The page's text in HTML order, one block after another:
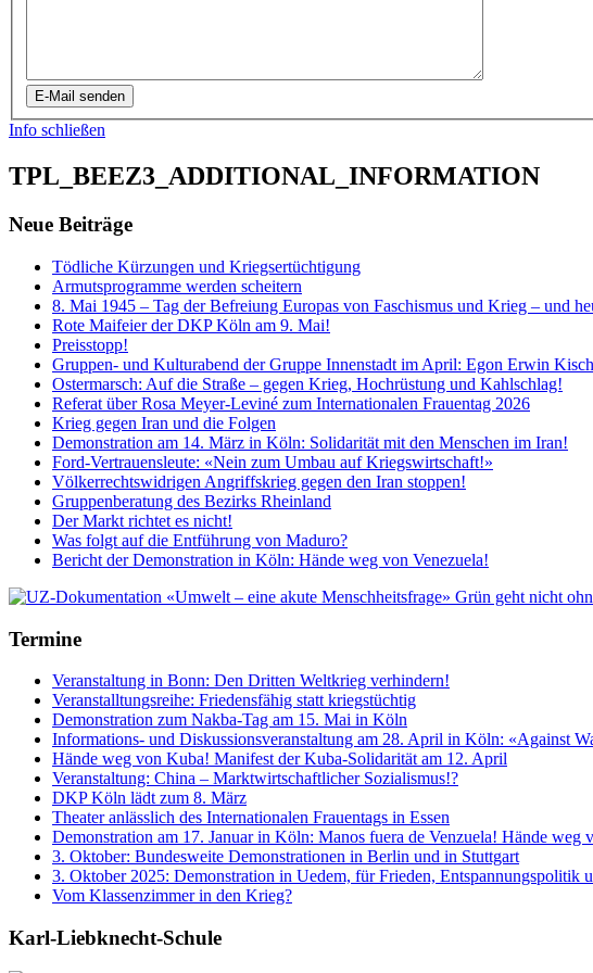
E-Mail senden
Info schließen
TPL_BEEZ3_ADDITIONAL_INFORMATION
Neue Beiträge
Tödliche Kürzungen und Kriegsertüchtigung
Armutsprogramme werden scheitern
8. Mai 1945 – Tag der Befreiung Europas von Faschismus und Krieg – und
Rote Maifeier der DKP Köln am 9. Mai!
Preisstopp!
Gruppen- und Kulturabend der Gruppe Innenstadt im April: Egon Erwin Kisch
Ostermarsch: Auf die Straße – gegen Krieg, Hochrüstung und Kahlschlag!
Referat über Rosa Meyer-Leviné zum Internationalen Frauentag 2026
Krieg gegen Iran und die Folgen
Demonstration am 14. März in Köln: Solidarität mit den Menschen im Iran!
Ford-Vertrauensleute: «Nein zum Umbau auf Kriegswirtschaft!»
Völkerrechtswidrigen Angriffskrieg gegen den Iran stoppen!
Gruppenberatung des Bezirks Rheinland
Der Markt richtet es nicht!
Was folgt auf die Entführung von Maduro?
Bericht der Demonstration in Köln: Hände weg von Venezuela!
Termine
Veranstaltung in Bonn: Den Dritten Weltkrieg verhindern!
Veranstalltungsreihe: Friedensfähig statt kriegstüchtig
Demonstration zum Nakba-Tag am 15. Mai in Köln
Informations- und Diskussionsveranstaltung am 28. April in Köln: «Against
Hände weg von Kuba! Manifest der Kuba-Solidarität am 12. April
Veranstaltung: China – Marktwirtschaftlicher Sozialismus!?
DKP Köln lädt zum 8. März
Theater anlässlich des Internationalen Frauentags in Essen
Demonstration am 17. Januar in Köln: Manos fuera de Venzuela! Hände weg
3. Oktober: Bundesweite Demonstrationen in Berlin und in Stuttgart
3. Oktober 2025: Demonstration in Uedem, für Frieden, Entspannungspolitik
Vom Klassenzimmer in den Krieg?
Karl-Liebknecht-­Schule